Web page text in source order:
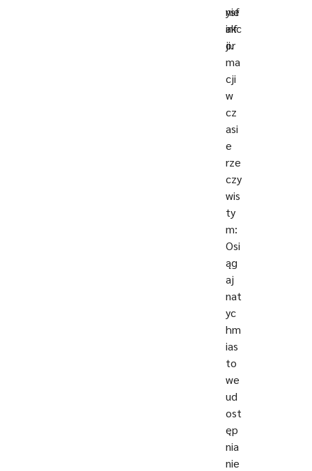
ysf
akc
ji.
nie
inf
or
ma
cji
w
cz
asi
e
rze
czy
wis
ty
m:
Osi
ąg
aj
nat
yc
hm
ias
to
we
ud
ost
ęp
nia
nie